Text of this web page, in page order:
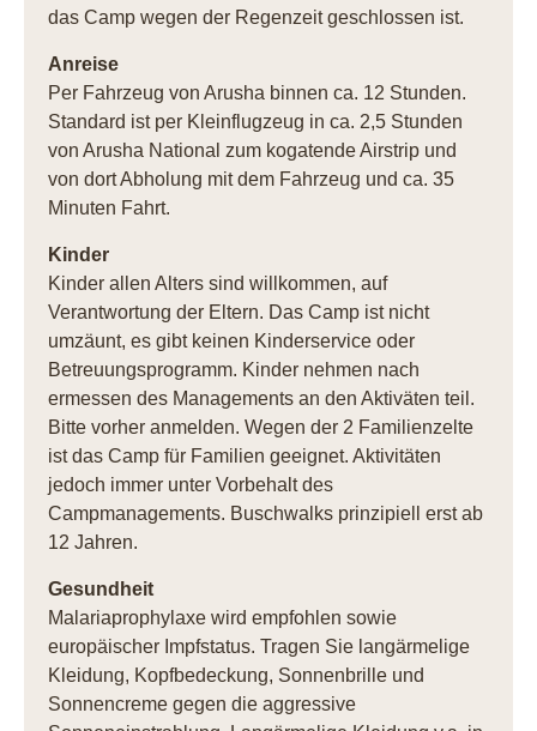
das Camp wegen der Regenzeit geschlossen ist.
Anreise
Per Fahrzeug von Arusha binnen ca. 12 Stunden.
Standard ist per Kleinflugzeug in ca. 2,5 Stunden
von Arusha National zum kogatende Airstrip und
von dort Abholung mit dem Fahrzeug und ca. 35
Minuten Fahrt.
Kinder
Kinder allen Alters sind willkommen, auf
Verantwortung der Eltern. Das Camp ist nicht
umzäunt, es gibt keinen Kinderservice oder
Betreuungsprogramm. Kinder nehmen nach
ermessen des Managements an den Aktiväten teil.
Bitte vorher anmelden. Wegen der 2 Familienzelte
ist das Camp für Familien geeignet. Aktivitäten
jedoch immer unter Vorbehalt des
Campmanagements. Buschwalks prinzipiell erst ab
12 Jahren.
Gesundheit
Malariaprophylaxe wird empfohlen sowie
europäischer Impfstatus. Tragen Sie langärmelige
Kleidung, Kopfbedeckung, Sonnenbrille und
Sonnencreme gegen die aggressive